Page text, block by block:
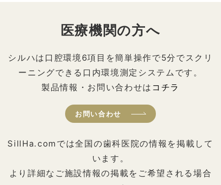
医療機関の方へ
シルハは口腔環境6項目を簡単操作で5分でスクリ
ーニングできる口内環境測定システムです。
製品情報・お問い合わせは コチラ
お問い合わせ
SillHa.comでは全国の歯科医院の情報を掲載して
います。
より詳細なご施設情報の掲載をご希望される場合